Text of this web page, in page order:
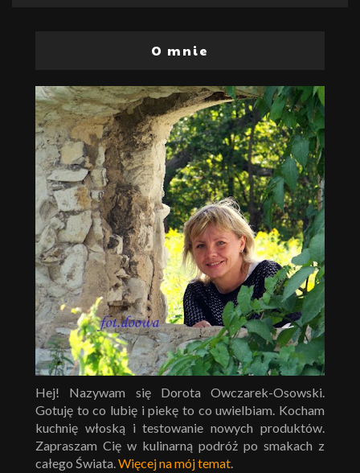
O mnie
Hej! Nazywam się Dorota Owczarek-Osowski.
Gotuję to co lubię i piekę to co uwielbiam. Kocham
kuchnię włoską i testowanie nowych produktów.
Zapraszam Cię w kulinarną podróż po smakach z
całego Świata.Więcej na mój temat.